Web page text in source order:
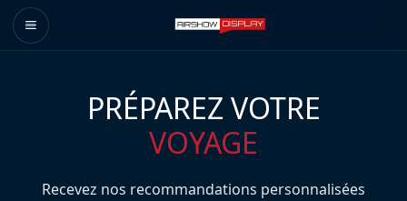
PRÉPAREZ VOTRE
VOYAGE
Recevez nos recommandations personnalisées